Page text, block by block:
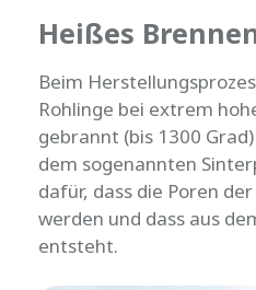
Heißes
Beim
Rohlinge bei extrem
gebrannt (bis 1300
dem sogenannten
dafür, dass die Poren
werden und dass aus
entsteht.